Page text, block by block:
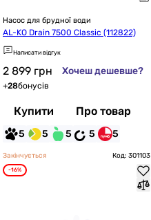
Насос для брудної води
AL-KO Drain 7500 Classic (112822)
Написати відгук
2 899 грн Хочеш дешевше?
+28бонусів
Купити Про товар
5 5 5 5 5
Закінчується Код: 301103
-16%